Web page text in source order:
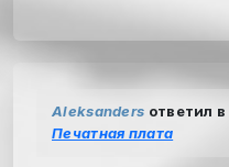
Aleksanders ответил
Печатная плата